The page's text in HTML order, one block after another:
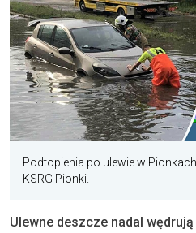
Podtopienia po ulewie w
KSRG Pionki.
Ulewne deszcze nadal